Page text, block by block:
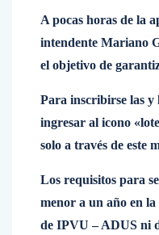
A pocas horas de la
intendente Mariano
el objetivo de
Para inscribirse las y
ingresar al icono
solo a través de este
Los requisitos para
menor a un año en
de IPVU – ADUS ni